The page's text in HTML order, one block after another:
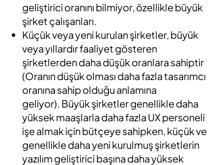
geliştirici oranını bilmiyor, özellikle büyük
şirket çalışanları.
Küçük veya yeni kurulan şirketler, büyük
veya yıllardır faaliyet gösteren
şirketlerden daha düşük oranlara sahiptir
(Oranın düşük olması daha fazla tasarımcı
oranına sahip olduğu anlamına
geliyor). Büyük şirketler genellikle daha
yüksek maaşlarla daha fazla UX personeli
işe almak için bütçeye sahipken, küçük ve
genellikle daha yeni kurulmuş şirketlerin
yazılım geliştirici başına daha yüksek